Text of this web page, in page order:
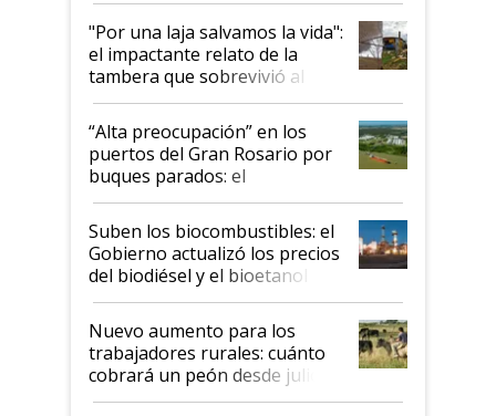
pase a ser "país sucio"
"Por una laja salvamos la vida":
el impactante relato de la
tambera que sobrevivió al
tornado
“Alta preocupación” en los
puertos del Gran Rosario por
buques parados: el
funcionamiento de las
exportadoras en tensión tras
la medida de fuerza de los
prácticos
Suben los biocombustibles: el
Gobierno actualizó los precios
del biodiésel y el bioetanol
Nuevo aumento para los
trabajadores rurales: cuánto
cobrará un peón desde julio